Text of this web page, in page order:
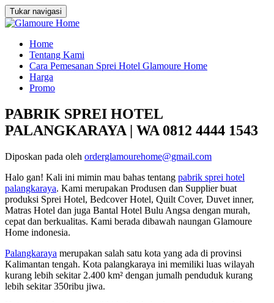
Tukar navigasi
Loncat
konten
Home
Tentang Kami
Cara Pemesanan Sprei Hotel Glamoure Home
Harga
Promo
PABRIK SPREI HOTEL
PALANGKARAYA | WA 0812 4444 1543
Diposkan pada oleh orderglamourehome@gmail.com
Halo gan! Kali ini mimin mau bahas tentang pabrik sprei hotel
palangkaraya. Kami merupakan Produsen dan Supplier buat
produksi Sprei Hotel, Bedcover Hotel, Quilt Cover, Duvet inner,
Matras Hotel dan juga Bantal Hotel Bulu Angsa dengan murah,
cepat dan berkualitas. Kami berada dibawah naungan Glamoure
Home indonesia.
Palangkaraya merupakan salah satu kota yang ada di provinsi
Kalimantan tengah. Kota palangkaraya ini memiliki luas wilayah
kurang lebih sekitar 2.400 km² dengan jumalh penduduk kurang
lebih sekitar 350ribu jiwa.